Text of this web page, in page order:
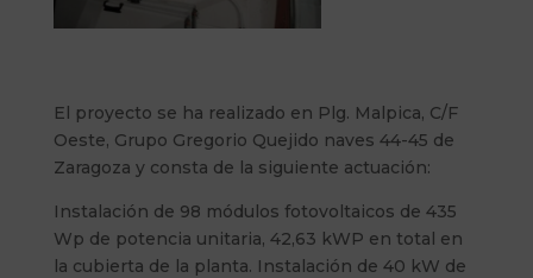
El proyecto se ha realizado en Plg. Malpica, C/F
Oeste, Grupo Gregorio Quejido naves 44-45 de
Zaragoza y consta de la siguiente actuación:
Instalación de 98 módulos fotovoltaicos de 435
Wp de potencia unitaria, 42,63 kWP en total en
la cubierta de la planta. Instalación de 40 kW de